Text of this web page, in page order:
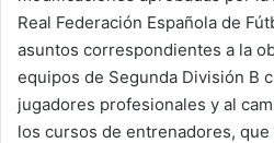
Real Federación Española de
asuntos correspondientes a la
equipos de Segunda División B
jugadores profesionales y al
los cursos de entrenadores,